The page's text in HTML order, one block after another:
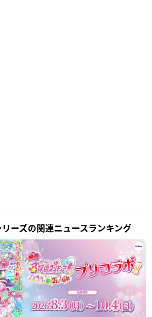
ーズの関連ニュースランキング